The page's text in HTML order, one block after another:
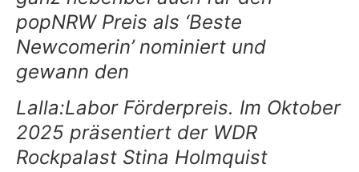
popNRW Preis als ‘Beste
Newcomerin’ nominiert und
gewann den
Lalla:Labor Förderpreis. Im Oktober
2025 präsentiert der WDR
Rockpalast Stina Holmquist